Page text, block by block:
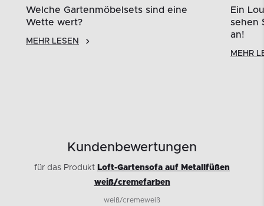
Welche Gartenmöbelsets sind eine
Wette wert?
MEHR LESEN
Ein
sehen
an!
MEHR
Kundenbewertungen
für das Produkt Loft-Gartensofa auf Metallfüßen
weiß/cremefarben
weiß/cremeweiß